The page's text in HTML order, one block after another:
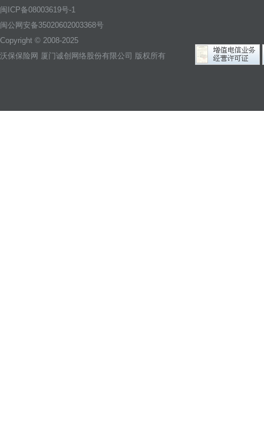
闽ICP备08003619号-1
闽公网安备35020602003368号
Copyright © 2008-2025
沃保保险网 厦门诚创网络股份有限公司 版权所有